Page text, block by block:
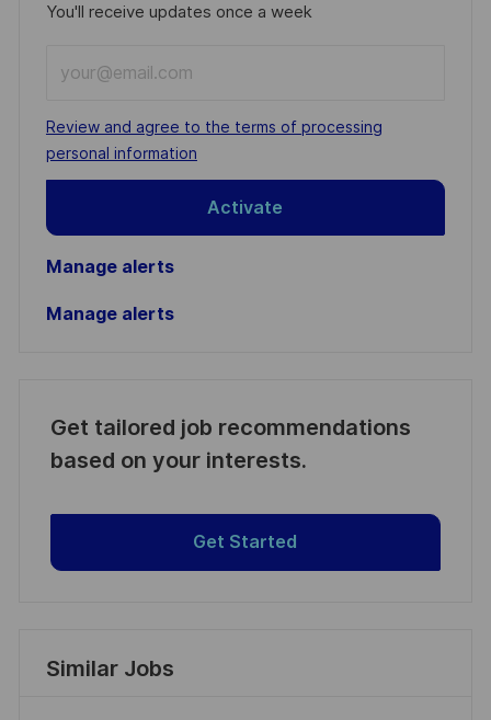
You'll receive updates once a week
Email
address
(Required)
Required
Review and agree to the terms of processing
personal information
Activate
Manage alerts
Manage alerts
Get tailored job recommendations
based on your interests.
Get Started
Similar Jobs